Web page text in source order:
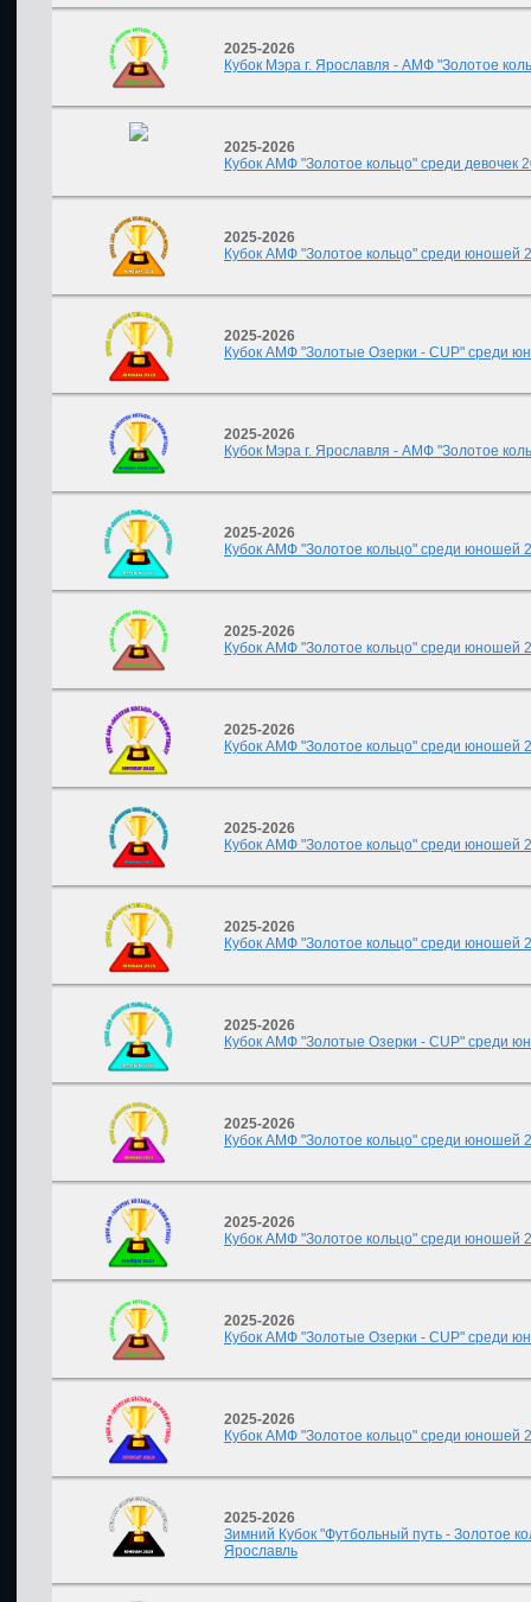
2025-2026
Кубок Мэра г. Ярославля - АМФ "Золотое
2025-2026
Кубок АМФ "Золотое кольцо" среди девочек
2025-2026
Кубок АМФ "Золотое кольцо" среди юношей
2025-2026
Кубок АМФ "Золотые Озерки - CUP" среди
2025-2026
Кубок Мэра г. Ярославля - АМФ "Золотое
2025-2026
Кубок АМФ "Золотое кольцо" среди юношей
2025-2026
Кубок АМФ "Золотое кольцо" среди юношей
2025-2026
Кубок АМФ "Золотое кольцо" среди юношей
2025-2026
Кубок АМФ "Золотое кольцо" среди юношей
2025-2026
Кубок АМФ "Золотое кольцо" среди юношей
2025-2026
Кубок АМФ "Золотые Озерки - CUP" среди
2025-2026
Кубок АМФ "Золотое кольцо" среди юношей
2025-2026
Кубок АМФ "Золотое кольцо" среди юношей
2025-2026
Кубок АМФ "Золотые Озерки - CUP" среди
2025-2026
Кубок АМФ "Золотое кольцо" среди юношей
2025-2026
Зимний Кубок "Футбольный путь - Золотое
Ярославль